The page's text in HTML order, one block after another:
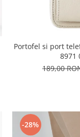
Portofel si port
8971
189,00
-28%